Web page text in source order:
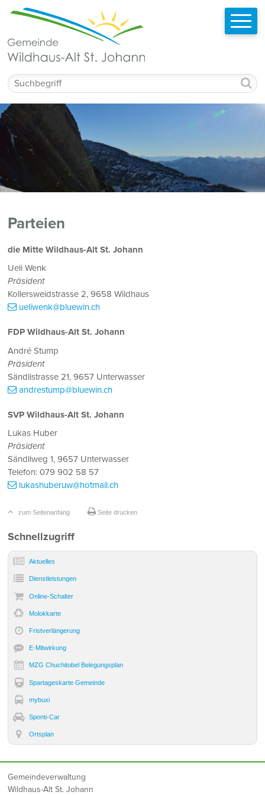
Navigieren in Wildhaus-Alt St. Johann
Schnellnavigation
Suchbegriff
Parteien
die Mitte Wildhaus-Alt St. Johann
Ueli Wenk
Präsident
Kollersweidstrasse 2, 9658 Wildhaus
ueliwenk@bluewin.ch
FDP Wildhaus-Alt St. Johann
André Stump
Präsident
Sändlistrasse 21, 9657 Unterwasser
andrestump@bluewin.ch
SVP Wildhaus-Alt St. Johann
Lukas Huber
Präsident
Sändliweg 1, 9657 Unterwasser
Telefon: 079 902 58 57
lukashuberuw@hotmail.ch
zum Seitenanfang Seite drucken
Sidebar
Schnellzugriff
Aktuelles
Dienst­leistungen
Online-Schalter
Molokkarte
Frist­verlängerung
E-Mitwirkung
MZG Chuchitobel Belegungsplan
Spartageskarte Gemeinde
mybuxi
Sponti-Car
Ortsplan
Footer
Gemeindeverwaltung
Wildhaus-Alt St. Johann